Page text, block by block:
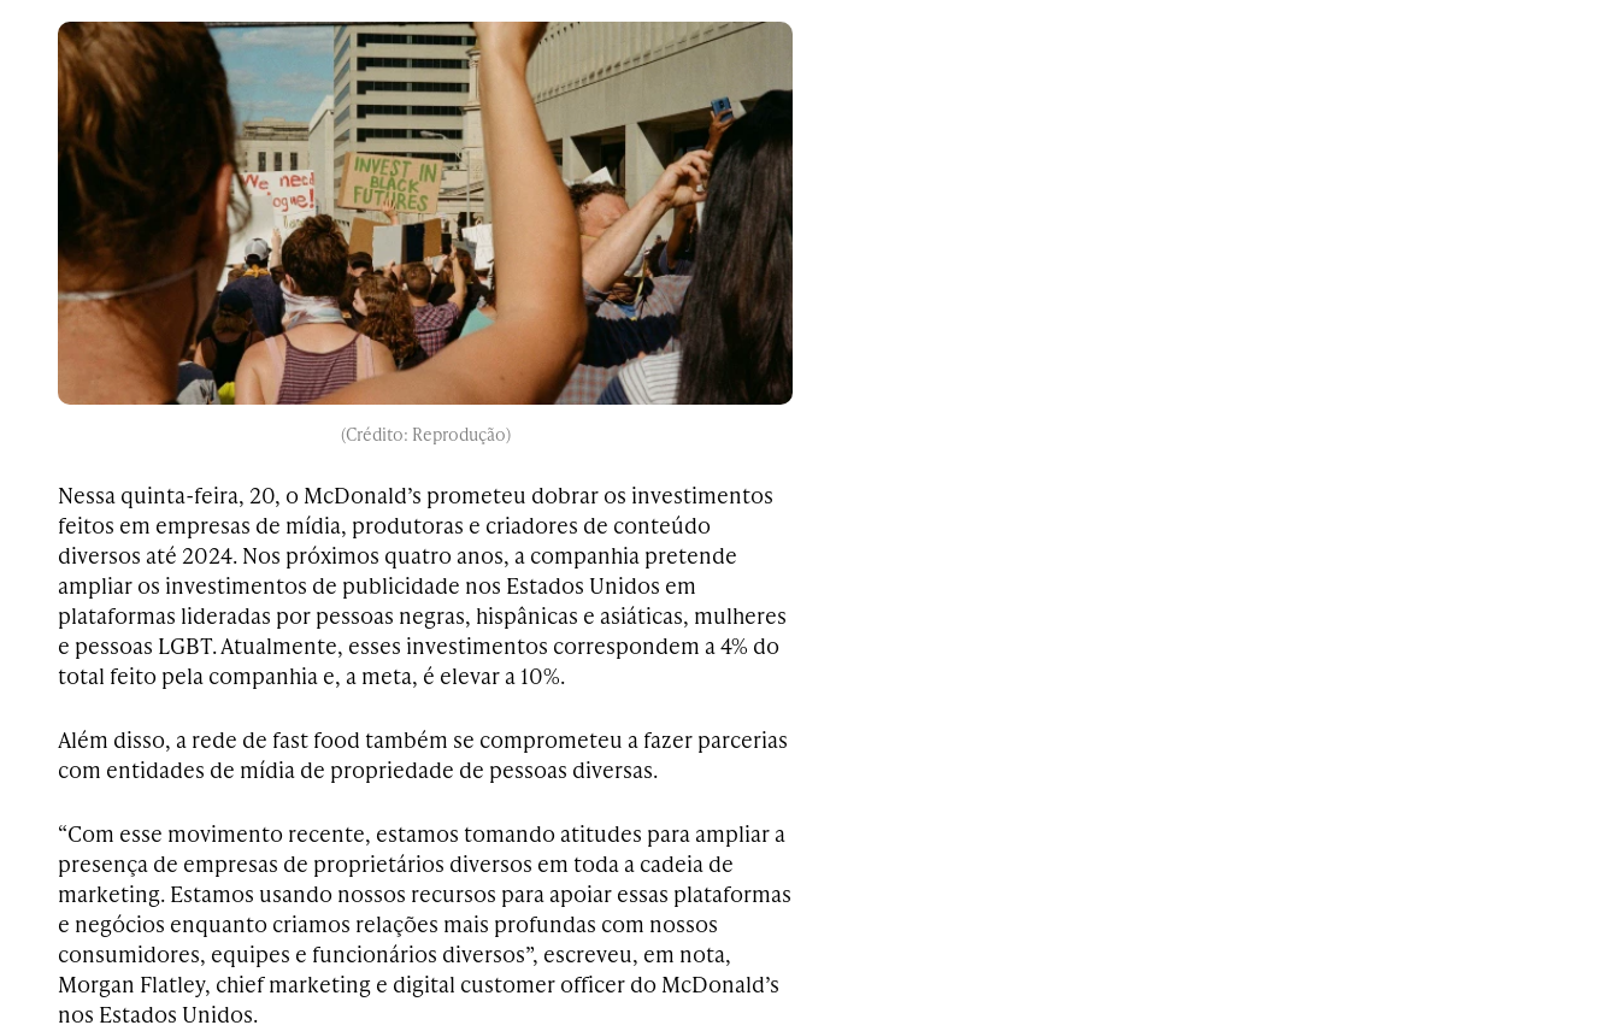
(Crédito: Reprodução)
Nessa quinta-feira, 20, o McDonald’s prometeu dobrar os investimentos
feitos em empresas de mídia, produtoras e criadores de conteúdo
diversos até 2024. Nos próximos quatro anos, a companhia pretende
ampliar os investimentos de publicidade nos Estados Unidos em
plataformas lideradas por pessoas negras, hispânicas e asiáticas, mulheres
e pessoas LGBT. Atualmente, esses investimentos correspondem a 4% do
total feito pela companhia e, a meta, é elevar a 10%.
Além disso, a rede de fast food também se comprometeu a fazer parcerias
com entidades de mídia de propriedade de pessoas diversas.
“Com esse movimento recente, estamos tomando atitudes para ampliar a
presença de empresas de proprietários diversos em toda a cadeia de
marketing. Estamos usando nossos recursos para apoiar essas plataformas
e negócios enquanto criamos relações mais profundas com nossos
consumidores, equipes e funcionários diversos”, escreveu, em nota,
Morgan Flatley, chief marketing e digital customer officer do McDonald’s
nos Estados Unidos.